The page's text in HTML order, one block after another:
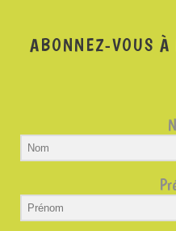
ABONNEZ-VOUS À